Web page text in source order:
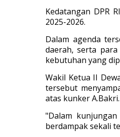
Kedatangan DPR
2025-2026.
Dalam agenda
daerah, serta
kebutuhan yang
Wakil Ketua II
tersebut
atas kunker A.Bakri.
"Dalam
berdampak sekali